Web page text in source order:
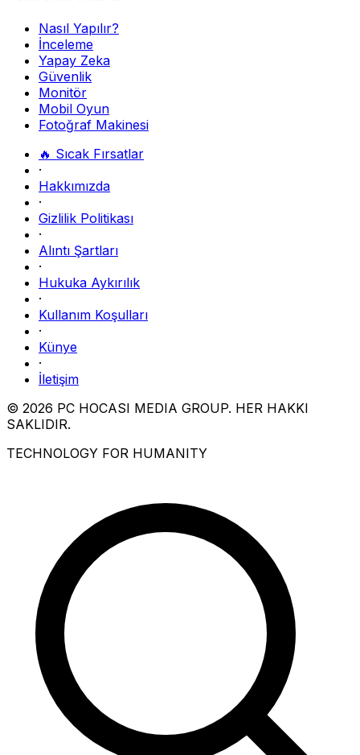
Nasıl Yapılır?
İnceleme
Yapay Zeka
Güvenlik
Monitör
Mobil Oyun
Fotoğraf Makinesi
🔥 Sıcak Fırsatlar
·
Hakkımızda
·
Gizlilik Politikası
·
Alıntı Şartları
·
Hukuka Aykırılık
·
Kullanım Koşulları
·
Künye
·
İletişim
© 2026 PC HOCASI MEDIA GROUP. HER HAKKI
SAKLIDIR.
TECHNOLOGY FOR HUMANITY